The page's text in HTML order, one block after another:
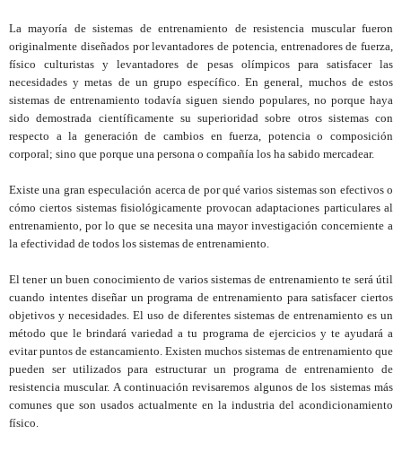
La mayoría de sistemas de entrenamiento de resistencia muscular fueron
originalmente diseñados por levantadores de potencia, entrenadores de fuerza,
físico culturistas y levantadores de pesas olímpicos para satisfacer las
necesidades y metas de un grupo específico. En general, muchos de estos
sistemas de entrenamiento todavía siguen siendo populares, no porque haya
sido demostrada científicamente su superioridad sobre otros sistemas con
respecto a la generación de cambios en fuerza, potencia o composición
corporal; sino que porque una persona o compañía los ha sabido mercadear.
Existe una gran especulación acerca de por qué varios sistemas son efectivos o
cómo ciertos sistemas fisiológicamente provocan adaptaciones particulares al
entrenamiento, por lo que se necesita una mayor investigación concerniente a
la efectividad de todos los sistemas de entrenamiento.
El tener un buen conocimiento de varios sistemas de entrenamiento te será útil
cuando intentes diseñar un programa de entrenamiento para satisfacer ciertos
objetivos y necesidades. El uso de diferentes sistemas de entrenamiento es un
método que le brindará variedad a tu programa de ejercicios y te ayudará a
evitar puntos de estancamiento. Existen muchos sistemas de entrenamiento que
pueden ser utilizados para estructurar un programa de entrenamiento de
resistencia muscular. A continuación revisaremos algunos de los sistemas más
comunes que son usados actualmente en la industria del acondicionamiento
físico.